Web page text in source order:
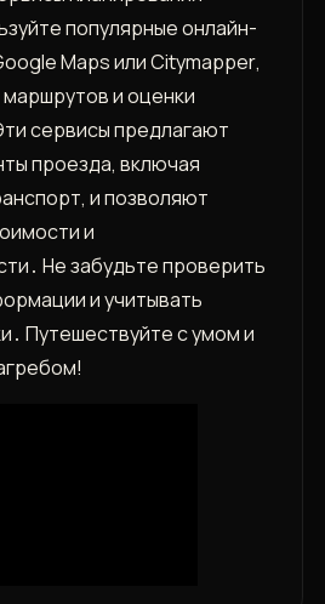
популярные онлайн-
Maps или Citymapper‚
маршрутов и оценки
сервисы предлагают
проезда‚ включая
и позволяют
и
Не забудьте проверить
и учитывать
Путешествуйте с умом и